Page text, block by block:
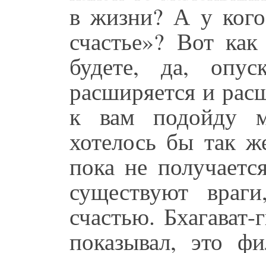
в жизни? А у
счастье»? Вот
будете, да,
расширяется и
к вам подойду
хотелось бы так
пока не
существуют
счастью.
показывал, это